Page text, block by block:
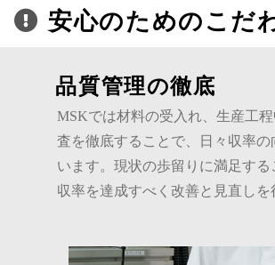
安心のためのこだ
品質管理の徹底
MSKでは材料の受入れ、生産工
査を徹底することで、日々収率
います。現状の歩留りに満足する
収率を達成すべく改善と見直しを